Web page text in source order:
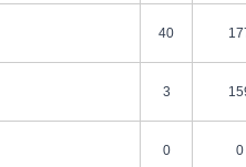
40
3
0 0